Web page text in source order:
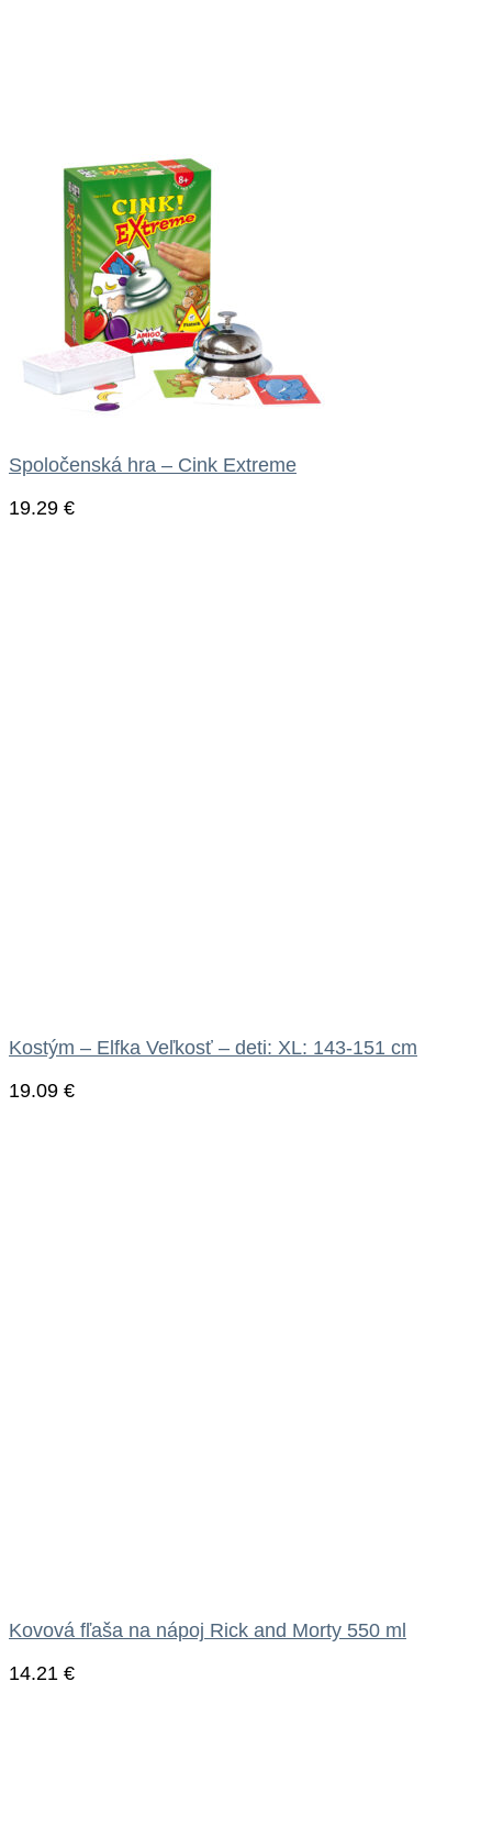
Spoločenská hra – Cink Extreme
19.29 €
Kostým – Elfka Veľkosť – deti: XL: 143-151 cm
19.09 €
Kovová fľaša na nápoj Rick and Morty 550 ml
14.21 €